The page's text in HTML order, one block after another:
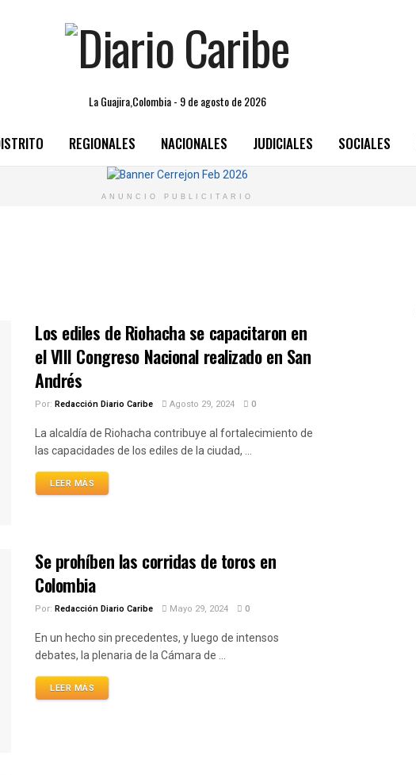
La Guajira,Colombia - 9 de agosto de 2026
REGIONALES NACIONALES JUDICIALES SOCIALES
ANUNCIO PUBLICITARIO
Los ediles de Riohacha se capacitaron en
el VIII Congreso Nacional realizado en San
Andrés
Por: Redacción Diario Caribe Agosto 29, 2024 0
La alcaldía de Riohacha contribuye al fortalecimiento de
las capacidades de los ediles de la ciudad, ...
LEER MÁS
Se prohíben las corridas de toros en
Colombia
Por: Redacción Diario Caribe Mayo 29, 2024 0
En un hecho sin precedentes, y luego de intensos
debates, la plenaria de la Cámara de ...
LEER MÁS